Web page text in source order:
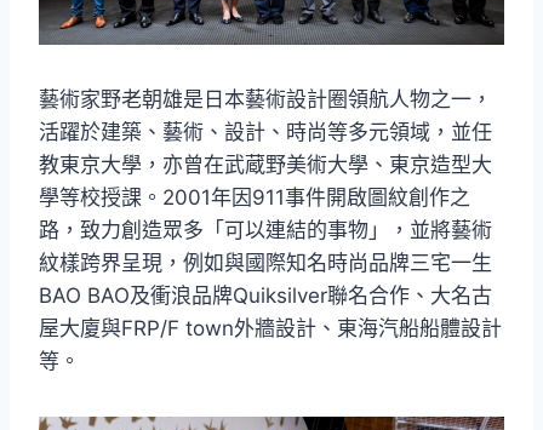
藝術家野老朝雄是日本藝術設計圈領航人物之一，
活躍於建築、藝術、設計、時尚等多元領域，並任
教東京大學，亦曾在武蔵野美術大學、東京造型大
學等校授課。2001年因911事件開啟圖紋創作之
路，致力創造眾多「可以連結的事物」，並將藝術
紋樣跨界呈現，例如與國際知名時尚品牌三宅一生
BAO BAO及衝浪品牌Quiksilver聯名合作、大名古
屋大廈與FRP/F town外牆設計、東海汽船船體設計
等。